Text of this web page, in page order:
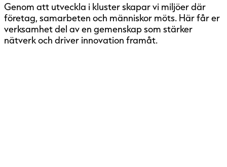
Genom att utveckla i kluster skapar vi miljöer där
företag, samarbeten och människor möts. Här får er
verksamhet del av en gemenskap som stärker
nätverk och driver innovation framåt.